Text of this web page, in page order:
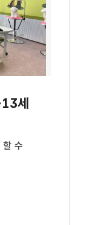
세
할 수